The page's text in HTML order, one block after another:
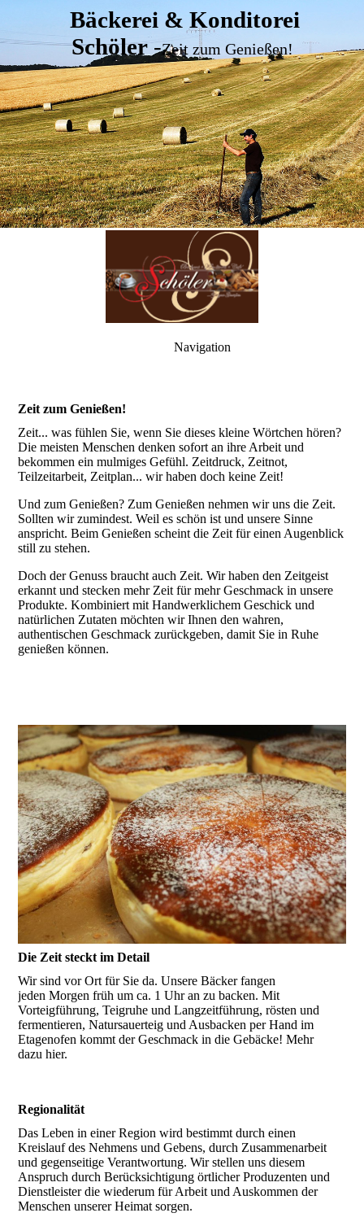
Bäckerei & Konditorei
Schöler-Zeit zum Genießen!
Navigation
Zeit zum Genießen!
Zeit... was fühlen Sie, wenn Sie dieses kleine Wörtchen hören?
Die meisten Menschen denken sofort an ihre Arbeit und
bekommen ein mulmiges Gefühl. Zeitdruck, Zeitnot,
Teilzeitarbeit, Zeitplan... wir haben doch keine Zeit!
Und zum Genießen? Zum Genießen nehmen wir uns die Zeit.
Sollten wir zumindest. Weil es schön ist und unsere Sinne
anspricht. Beim Genießen scheint die Zeit für einen Augenblick
still zu stehen.
Doch der Genuss braucht auch Zeit. Wir haben den Zeitgeist
erkannt und stecken mehr Zeit für mehr Geschmack in unsere
Produkte. Kombiniert mit Handwerklichem Geschick und
natürlichen Zutaten möchten wir Ihnen den wahren,
authentischen Geschmack zurückgeben, damit Sie in Ruhe
genießen können.
Die Zeit steckt im Detail
Wir sind vor Ort für Sie da. Unsere Bäcker fangen
jeden Morgen früh um ca. 1 Uhr an zu backen. Mit
Vorteigführung, Teigruhe und Langzeitführung, rösten und
fermentieren, Natursauerteig und Ausbacken per Hand im
Etagenofen kommt der Geschmack in die Gebäcke! Mehr
dazu hier.
Regionalität
Das Leben in einer Region wird bestimmt durch einen
Kreislauf des Nehmens und Gebens, durch Zusammenarbeit
und gegenseitige Verantwortung. Wir stellen uns diesem
Anspruch durch Berücksichtigung örtlicher Produzenten und
Dienstleister die wiederum für Arbeit und Auskommen der
Menschen unserer Heimat sorgen.